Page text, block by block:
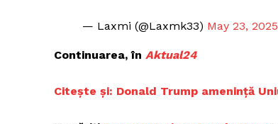
— Laxmi (@Laxmk33) May 23, 2025
Continuarea, în Aktual24
Citește și: Donald Trump amenință